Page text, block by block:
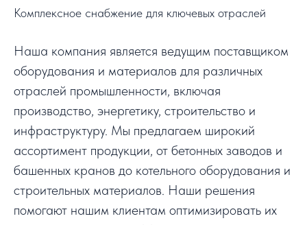
Комплексное снабжение для ключевых отраслей
Наша компания является ведущим поставщиком
оборудования и материалов для различных
отраслей промышленности, включая
производство, энергетику, строительство и
инфраструктуру. Мы предлагаем широкий
ассортимент продукции, от бетонных заводов и
башенных кранов до котельного оборудования и
строительных материалов. Наши решения
помогают нашим клиентам оптимизировать их